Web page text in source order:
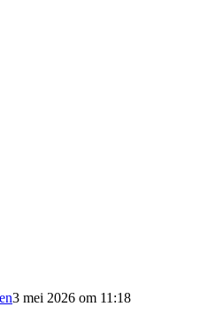
3 mei 2026 om 11:18